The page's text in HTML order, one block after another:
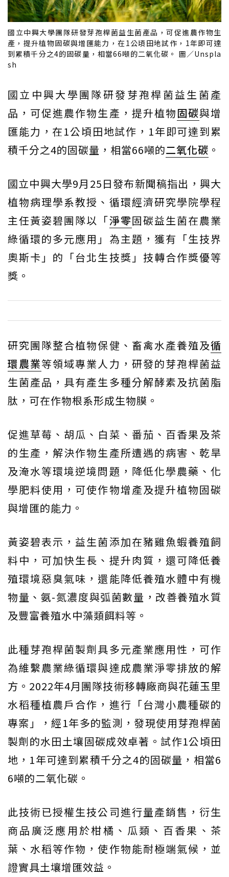
國立中興大學團隊研發芽孢桿菌益生菌產品，可促進農作物生
產，提升植物固碳與增匯能力，在1公頃田地試作，1年即可達
到累積千分之4的固碳量，相當66噸的二氧化碳。 圖／Unspla
sh
國立中興大學團隊研發芽孢桿菌益生菌產
品，可促進農作物生產，提升植物固碳與增
匯能力，在1公頃田地試作，1年即可達到累
積千分之4的固碳量，相當66噸的二氧化碳 。
國立中興大學9月25日發布新聞稿指出，興大
植物病理學系教授、循環經濟研究學院學程
主任黃姿碧團隊以「淨零固碳益生菌在農業
綠循環的多元應用」為主題，獲有「生技界
奧斯卡」的「台北生技獎」技轉合作獎優等
獎。
研究團隊整合植物保健、畜禽水產養殖及循
環農業等領域專業人力，研發的芽孢桿菌益
生菌產品，具有產生多種分解酵素及抗菌脂
肽，可在作物根系形成生物膜。
促進草莓、胡瓜、白菜、番茄、百香果及茶
的生產，解決作物生產所遭遇的病害、乾旱
及淹水等環境逆境問題，降低化學農藥、化
學肥料使用，可使作物增產及提升植物固碳
與增匯的能力。
黃姿碧表示，益生菌添加在豬雞魚蝦養殖飼
料中，可加快生長、提升肉質，還可降低養
殖環境惡臭氣味，還能降低養殖水體中有機
物量、氨-氮濃度與弧菌數量，改善養殖水質
及豐富養殖水中藻類餌料等。
此種芽孢桿菌製劑具多元產業應用性，可作
為維繫農業綠循環與達成農業淨零排放的解
方。2022年4月團隊技術移轉廠商與花蓮玉里
水稻種植農戶合作，進行「台灣小農種碳的
專案」，經1年多的監測，發現使用芽孢桿菌
製劑的水田土壤固碳成效卓著。試作1公頃田
地，1年可達到累積千分之4的固碳量，相當6
6噸的二氧化碳。
此技術已授權生技公司進行量產銷售，衍生
商品廣泛應用於柑橘、瓜類、百香果、茶
葉、水稻等作物，使作物能耐極端氣候，並
證實具土壤增匯效益。